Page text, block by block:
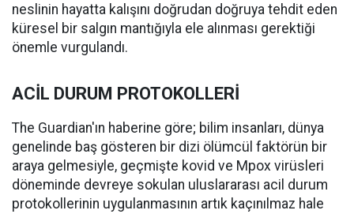
neslinin hayatta kalışını doğrudan doğruya tehdit eden
küresel bir salgın mantığıyla ele alınması gerektiği
önemle vurgulandı.
ACİL DURUM PROTOKOLLERİ
The Guardian'ın haberine göre; bilim insanları, dünya
genelinde baş gösteren bir dizi ölümcül faktörün bir
araya gelmesiyle, geçmişte kovid ve Mpox virüsleri
döneminde devreye sokulan uluslararası acil durum
protokollerinin uygulanmasının artık kaçınılmaz hale